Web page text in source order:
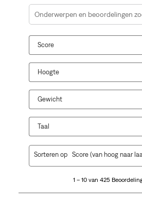
Onderwerpen en beoordelingen
Score
Hoogte
Gewicht
Taal
425
1 – 10 van 425
Sorteren op Score (van hoog naar